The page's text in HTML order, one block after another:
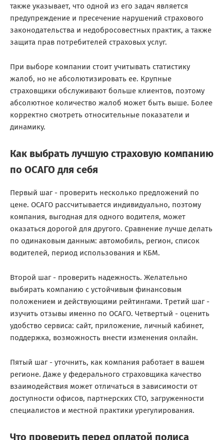
также указывает, что одной из его задач является
предупреждение и пресечение нарушений страхового
законодательства и недобросовестных практик, а также
защита прав потребителей страховых услуг.
При выборе компании стоит учитывать статистику
жалоб, но не абсолютизировать ее. Крупные
страховщики обслуживают больше клиентов, поэтому
абсолютное количество жалоб может быть выше. Более
корректно смотреть относительные показатели и
динамику.
Как выбрать лучшую страховую компанию
по ОСАГО для себя
Первый шаг - проверить несколько предложений по
цене. ОСАГО рассчитывается индивидуально, поэтому
компания, выгодная для одного водителя, может
оказаться дорогой для другого. Сравнение лучше делать
по одинаковым данным: автомобиль, регион, список
водителей, период использования и КБМ.
Второй шаг - проверить надежность. Желательно
выбирать компанию с устойчивым финансовым
положением и действующими рейтингами. Третий шаг -
изучить отзывы именно по ОСАГО. Четвертый - оценить
удобство сервиса: сайт, приложение, личный кабинет,
поддержка, возможность внести изменения онлайн.
Пятый шаг - уточнить, как компания работает в вашем
регионе. Даже у федерального страховщика качество
взаимодействия может отличаться в зависимости от
доступности офисов, партнерских СТО, загруженности
специалистов и местной практики урегулирования.
Что проверить перед оплатой полиса